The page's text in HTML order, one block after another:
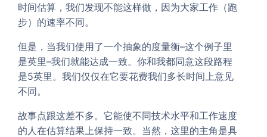
时间估算，我们发现不能这样做，因为大家工作（跑
步）的速率不同。
但是，当我们使用了一个抽象的度量衡–这个例子里
是英里–我们就能达成一致。你和我都同意这段路程
是5英里。我们仅仅在它要花费我们多长时间上意见
不同。
故事点跟这差不多。它能使不同技术水平和工作速度
的人在估算结果上保持一致。当然，这里的主角是具